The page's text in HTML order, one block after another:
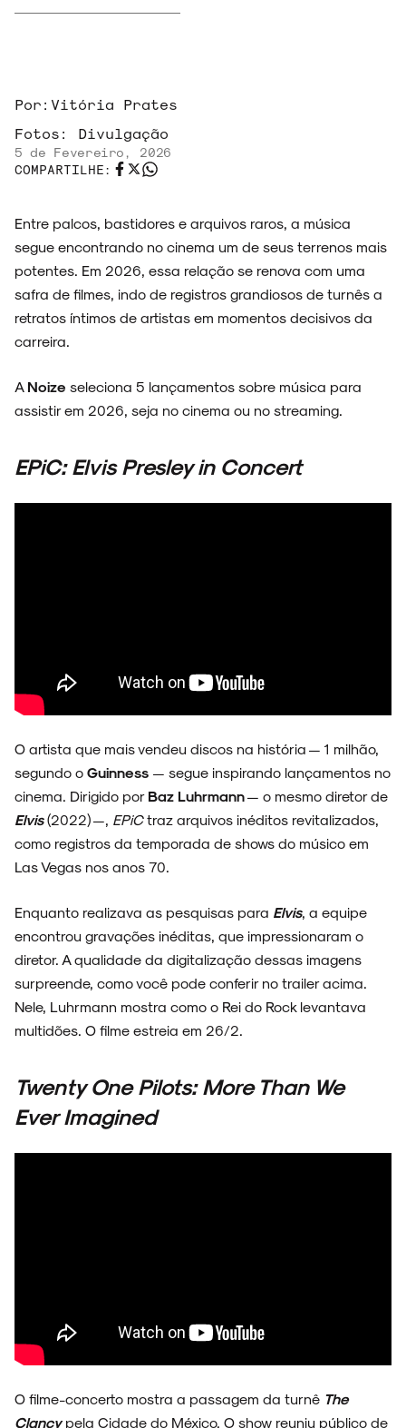
ESPECIAIS
FAIXA A FAIXA
NOVIDADES
Por: Vitória Prates
Fotos: Divulgação
5 de Fevereiro, 2026
COMPARTILHE:
Entre palcos, bastidores e arquivos raros, a música
segue encontrando no cinema um de seus terrenos mais
potentes. Em 2026, essa relação se renova com uma
safra de filmes, indo de registros grandiosos de turnês a
retratos íntimos de artistas em momentos decisivos da
carreira.
A Noize seleciona 5 lançamentos sobre música para
assistir em 2026, seja no cinema ou no streaming.
EPiC: Elvis Presley in Concert
O artista que mais vendeu discos na história — 1 milhão,
segundo o Guinness — segue inspirando lançamentos no
cinema. Dirigido por Baz Luhrmann— o mesmo diretor de
Elvis(2022) —, EPiCtraz arquivos inéditos revitalizados,
como registros da temporada de shows do músico em
Las Vegas nos anos 70.
Enquanto realizava as pesquisas para Elvis, a equipe
encontrou gravações inéditas, que impressionaram o
diretor. A qualidade da digitalização dessas imagens
surpreende, como você pode conferir no trailer acima.
Nele, Luhrmann mostra como o Rei do Rock levantava
multidões. O filme estreia em 26/2.
Twenty One Pilots: More Than We
Ever Imagined
O filme-concerto mostra a passagem da turnê The
Clancypela Cidade do México. O show reuniu público de